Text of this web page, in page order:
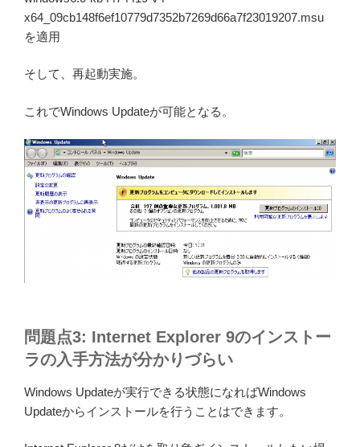
x64_09cb148f6ef10779d7352b7269d66a7f23019207.msu
を適用
そして、再起動実施。
これでWindows Updateが可能となる。
問題点3: Internet Explorer 9のインストー
ラの入手方法が分かりづらい
Windows Updateが実行できる状態になればWindows
Updateからインストールを行うことはできます。